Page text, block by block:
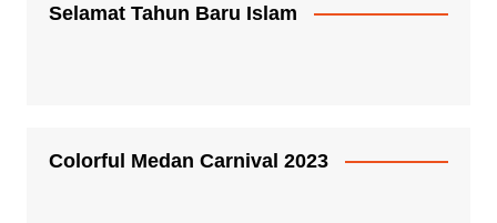
Selamat Tahun Baru Islam
Colorful Medan Carnival 2023